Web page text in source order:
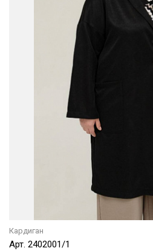
Кардиган
Арт. 2402001/1